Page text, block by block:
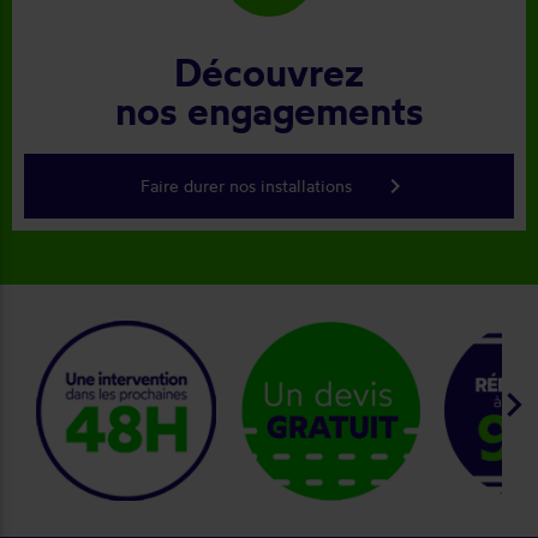
Découvrez
nos engagements
Faire durer nos installations keyboard_arrow_right
keyboard_arrow_right